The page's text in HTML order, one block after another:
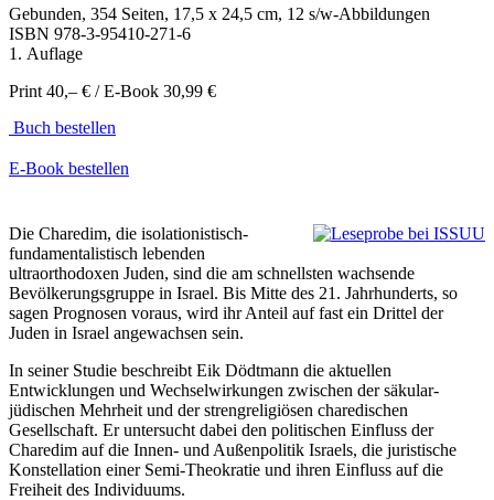
Gebunden, 354 Seiten, 17,5 x 24,5 cm, 12 s/w-Abbildungen
ISBN 978-3-95410-271-6
1. Auflage
Print 40,– € / E-Book 30,99 €
Buch bestellen
E-Book bestellen
Die Charedim, die isolationistisch-
fundamentalistisch lebenden
ultraorthodoxen Juden, sind die am schnellsten wachsende
Bevölkerungsgruppe in Israel. Bis Mitte des 21. Jahrhunderts, so
sagen Prognosen voraus, wird ihr Anteil auf fast ein Drittel der
Juden in Israel angewachsen sein.
In seiner Studie beschreibt Eik Dödtmann die aktuellen
Entwicklungen und Wechselwirkungen zwischen der säkular-
jüdischen Mehrheit und der strengreligiösen charedischen
Gesellschaft. Er untersucht dabei den politischen Einfluss der
Charedim auf die Innen- und Außenpolitik Israels, die juristische
Konstellation einer Semi-Theokratie und ihren Einfluss auf die
Freiheit des Individuums.